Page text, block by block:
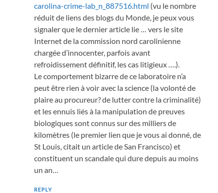
carolina-crime-lab_n_887516.html (vu le nombre
réduit de liens des blogs du Monde, je peux vous
signaler que le dernier article lie … vers le site
Internet de la commission nord carolinienne
chargée d’innocenter, parfois avant
refroidissement définitif, les cas litigieux ….).
Le comportement bizarre de ce laboratoire n’a
peut être rien à voir avec la science (la volonté de
plaire au procureur? de lutter contre la criminalité)
et les ennuis liés à la manipulation de preuves
biologiques sont connus sur des milliers de
kilomètres (le premier lien que je vous ai donné, de
St Louis, citait un article de San Francisco) et
constituent un scandale qui dure depuis au moins
un an…
REPLY